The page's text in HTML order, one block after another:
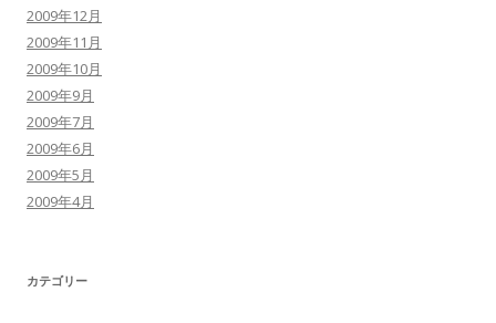
2009年12月
2009年11月
2009年10月
2009年9月
2009年7月
2009年6月
2009年5月
2009年4月
カテゴリー